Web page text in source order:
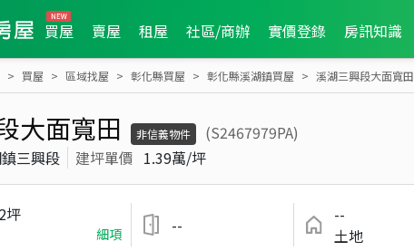
買屋 賣屋 租屋 社區/商辦 實價登錄 房訊知識
買屋 區域找屋 彰化縣買屋 彰化縣溪湖鎮買屋 溪湖三興段大面寬田
大面寬田 非信義物件
(S2467979PA)
三興段 建坪單價 1.39萬/坪
坪
細項 --
--
土地